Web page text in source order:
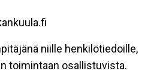
niille henkilötiedoille,
toimintaan osallistuvista.